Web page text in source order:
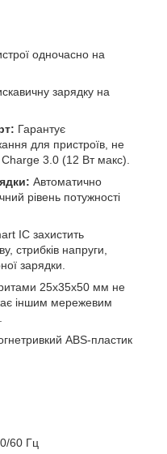
одночасно на
зарядку на
Гарантує
для пристроїв, не
3.0 (12 Вт макс).
Автоматично
рівень потужності
IC захистить
стрибків напруги,
зарядки.
25x35x50 мм не
іншим мережевим
ABS-пластик
60 Гц